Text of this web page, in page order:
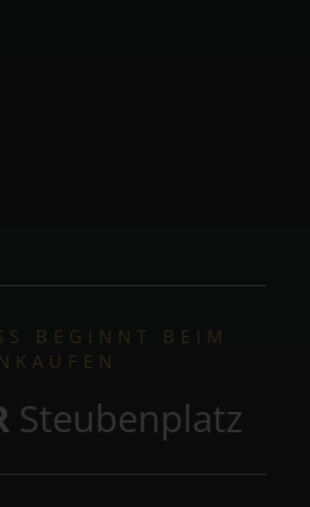
BEGINNT BEIM
Steubenplatz